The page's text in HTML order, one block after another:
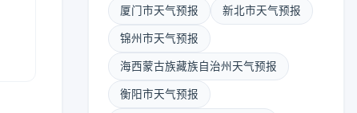
厦门市天气预报 新北市天气预报
锦州市天气预报
海西蒙古族藏族自治州天气预报
衡阳市天气预报